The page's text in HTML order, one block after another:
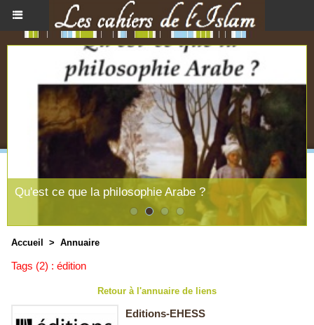
Qu'est ce que la philosophie Arabe ?
Accueil > Annuaire
Tags (2) : édition
Retour à l'annuaire de liens
Editions-EHESS